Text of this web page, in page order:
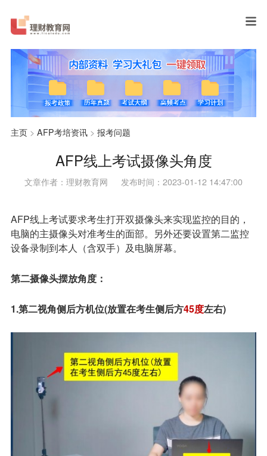
主页> AFP考培资讯> 报考问题
AFP线上考试摄像头角度
文章作者：理财教育网 发布时间：2023-01-12 14:47:00
AFP线上考试要求考生打开双摄像头来实现监控的目的，
电脑的主摄像头对准考生的面部。另外还要设置第二监控
设备录制到本人（含双手）及电脑屏幕。
第二摄像头摆放角度：
1.第二视角侧后方机位(放置在考生侧后方45度左右)